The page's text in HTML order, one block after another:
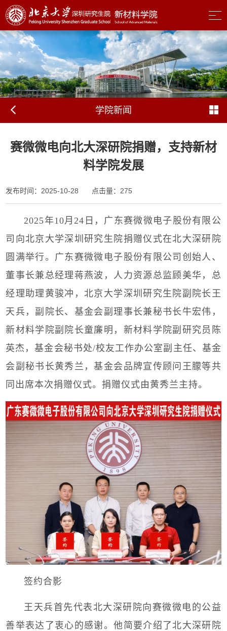
学院新闻
赛微微电向北大深研院捐赠，支持新材
料学院发展
发布时间：2025-10-28 点击量： 275
2025年10月24 日，广东赛微微电子股份有限公
司向北京大学深圳研究生院捐赠仪式在北大深研院
圆满举行。广东赛微微电子股份有限公司创始人、
董事长兼总经理蒋燕波，人力资源总监顾美华，总
经理助理黄骏冲，北京大学深圳研究生院副院长王
天兵，副院长、基金会副理事长兼秘书长牛宏伟，
新材料学院副院长童廉明，新材料学院副研究员陈
英杰，基金会秘书处/校友工作办公室副主任、基金
会副秘书长黄秀兰，基金会品牌宣传顾问王朦等共
同出席本次捐赠仪式。捐赠仪式由黄秀兰主持。
签约合影
王天兵首先代表北大深研院向赛微微电的公益
善举表达了衷心的感谢。他简要介绍了北大深研院